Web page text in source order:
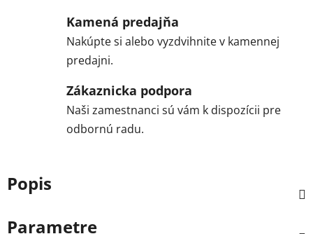
Kamená predajňa
Nakúpte si alebo vyzdvihnite v kamennej
predajni.
Zákaznicka podpora
Naši zamestnanci sú vám k dispozícii pre
odbornú radu.
Popis
Parametre